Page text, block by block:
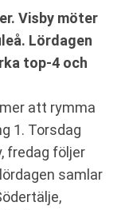
Visby möter
Lördagen
top-4 och
att rymma
1. Torsdag
fredag följer
samlar